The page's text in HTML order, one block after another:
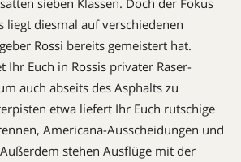
sieben Klassen. Doch der Fokus
liegt diesmal auf verschiedenen
Rossi bereits gemeistert hat.
Ihr Euch in Rossis privater Raser-
auch abseits des Asphalts zu
etwa liefert Ihr Euch rutschige
Americana-Ausscheidungen und
Außerdem stehen Ausflüge mit der